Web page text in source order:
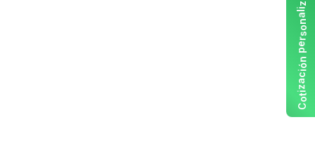
C
o
t
i
z
a
c
i
ó
n
p
e
r
s
o
n
a
l
i
z